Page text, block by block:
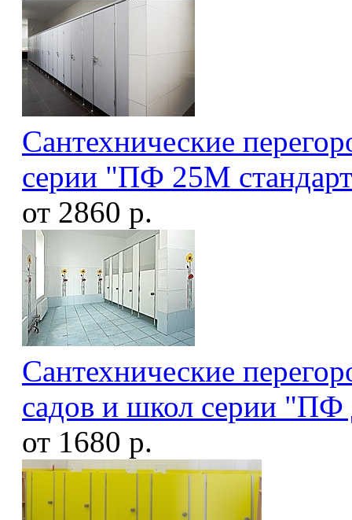
Сантехнические
серии "ПФ 25М
от 2860 р.
Сантехнические
садов и школ серии "ПФ
от 1680 р.